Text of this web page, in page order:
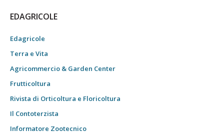
EDAGRICOLE
Edagricole
Terra e Vita
Agricommercio & Garden Center
Frutticoltura
Rivista di Orticoltura e Floricoltura
Il Contoterzista
Informatore Zootecnico